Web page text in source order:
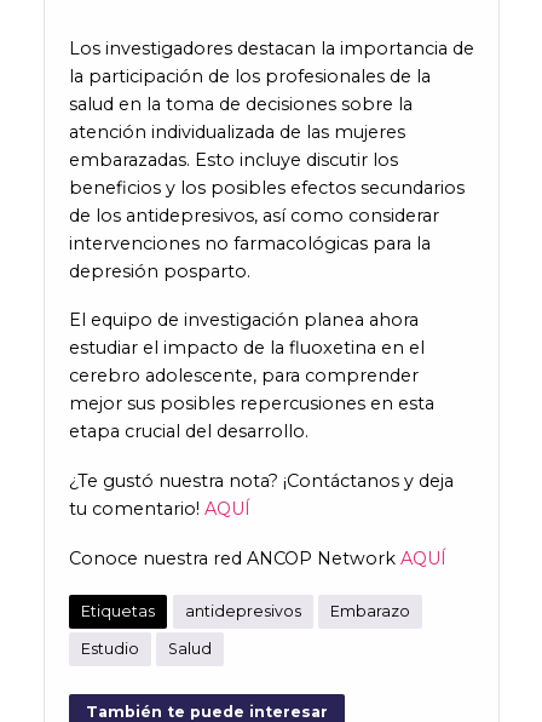
Los investigadores destacan la importancia de
la participación de los profesionales de la
salud en la toma de decisiones sobre la
atención individualizada de las mujeres
embarazadas. Esto incluye discutir los
beneficios y los posibles efectos secundarios
de los antidepresivos, así como considerar
intervenciones no farmacológicas para la
depresión posparto.
El equipo de investigación planea ahora
estudiar el impacto de la fluoxetina en el
cerebro adolescente, para comprender
mejor sus posibles repercusiones en esta
etapa crucial del desarrollo.
¿Te gustó nuestra nota? ¡Contáctanos y deja
tu comentario! AQUÍ
Conoce nuestra red ANCOP Network AQUÍ
Etiquetas antidepresivos Embarazo
Estudio Salud
También te puede interesar